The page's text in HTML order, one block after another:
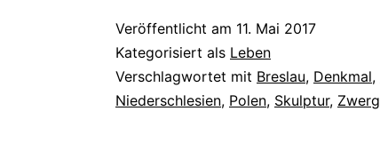
Veröffentlicht am 11. Mai 2017
Kategorisiert als Leben
Verschlagwortet mit Breslau, Denkmal,
Niederschlesien, Polen, Skulptur, Zwerg